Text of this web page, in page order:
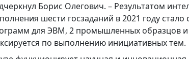
Борис Олегович. – Результатом
шести госзаданий в 2021 году
для ЭВМ, 2 промышленных образцов
по выполнению инициативных тем.